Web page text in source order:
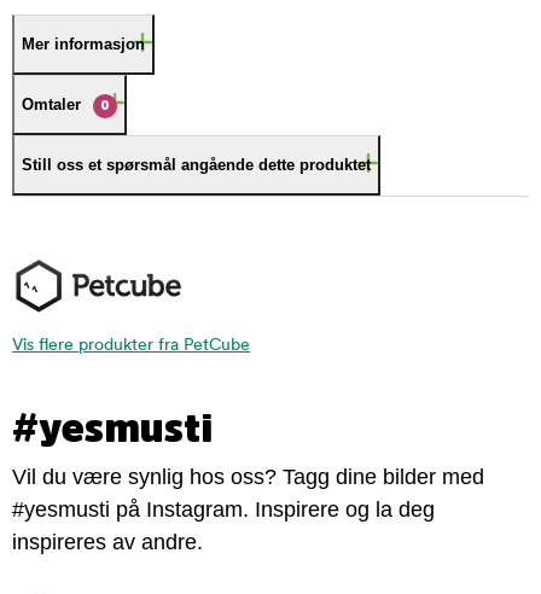
Mer informasjon
Omtaler 0
Still oss et spørsmål angående dette produktet
Vis flere produkter fra PetCube
#yesmusti
Vil du være synlig hos oss? Tagg dine bilder med
#yesmusti på Instagram. Inspirere og la deg
inspireres av andre.